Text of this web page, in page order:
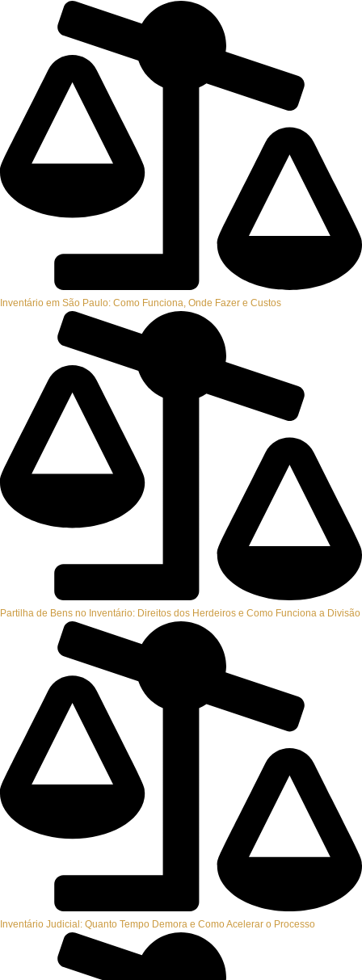
Inventário em São Paulo: Como Funciona, Onde Fazer e Custos
Partilha de Bens no Inventário: Direitos dos Herdeiros e Como Funciona a Divisão
Inventário Judicial: Quanto Tempo Demora e Como Acelerar o Processo